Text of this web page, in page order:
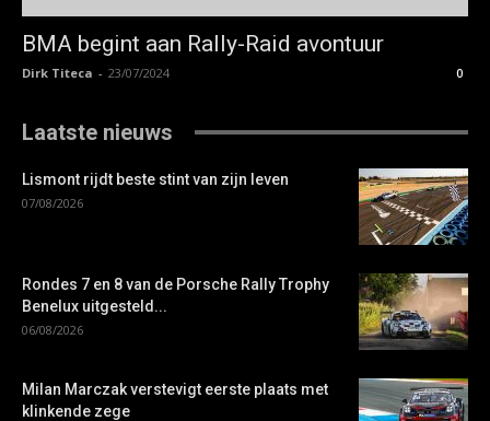
BMA begint aan Rally-Raid avontuur
Dirk Titeca - 23/07/2024 0
Laatste nieuws
Lismont rijdt beste stint van zijn leven
07/08/2026
Rondes 7 en 8 van de Porsche Rally Trophy
Benelux uitgesteld...
06/08/2026
Milan Marczak verstevigt eerste plaats met
klinkende zege